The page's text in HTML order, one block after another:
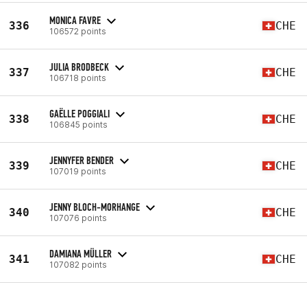
336 MONICA FAVRE
106572 points CHE
337 JULIA BRODBECK
106718 points CHE
338 GAËLLE POGGIALI
106845 points CHE
339 JENNYFER BENDER
107019 points CHE
340 JENNY BLOCH-MORHANGE
107076 points CHE
341 DAMIANA MÜLLER
107082 points CHE